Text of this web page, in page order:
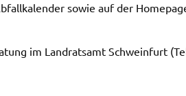
sowie auf der
im Land­rats­amt Schwein­furt